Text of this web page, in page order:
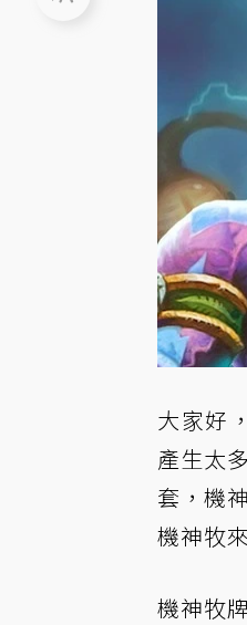
大家好
產生太
套，機
機神牧
機神牧